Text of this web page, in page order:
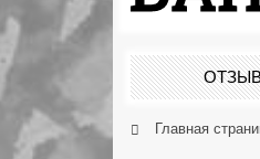
Главная